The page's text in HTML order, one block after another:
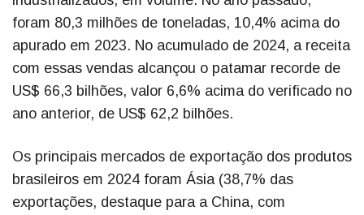
foram 80,3 milhões de toneladas, 10,4% acima do
apurado em 2023. No acumulado de 2024, a receita
com essas vendas alcançou o patamar recorde de
US$ 66,3 bilhões, valor 6,6% acima do verificado no
ano anterior, de US$ 62,2 bilhões.
Os principais mercados de exportação dos produtos
brasileiros em 2024 foram Ásia (38,7% das
exportações, destaque para a China, com